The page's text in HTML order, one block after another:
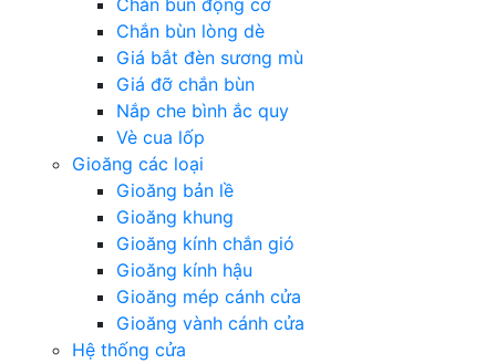
Chắn bùn động cơ
Chắn bùn lòng dè
Giá bắt đèn sương mù
Giá đỡ chắn bùn
Nắp che bình ắc quy
Vè cua lốp
Gioăng các loại
Gioăng bản lề
Gioăng khung
Gioăng kính chắn gió
Gioăng kính hậu
Gioăng mép cánh cửa
Gioăng vành cánh cửa
Hệ thống cửa